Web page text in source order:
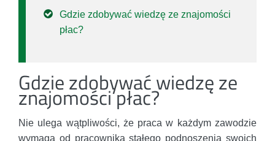
Gdzie zdobywać wiedzę ze znajomości
płac?
Gdzie zdobywać wiedzę ze
znajomości płac?
Nie ulega wątpliwości, że praca w każdym zawodzie
wymaga od pracownika stałego podnoszenia swoich